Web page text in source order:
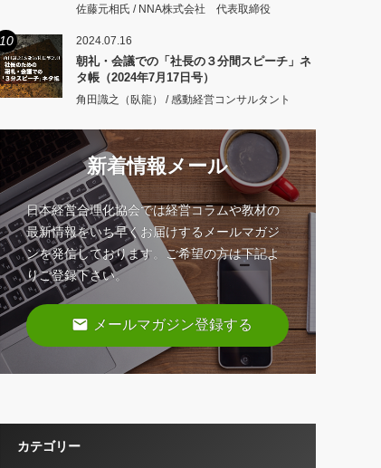
佐藤元相氏 / NNA株式会社 代表取締役
10 2024.07.16
朝礼・会議での「社長の３分間スピーチ」ネ
タ帳（2024年7月17日号）
角田識之（臥龍） / 感動経営コンサルタント
新着情報メール
日本経営合理化協会では経営コラムや教材の
最新情報をいち早くお届けするメールマガジ
ンを発信しております。ご希望の方は下記よ
りご登録下さい。
email メールマガジン登録する
カテゴリー